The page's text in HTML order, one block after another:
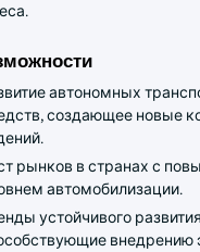
автономных
создающее новые
рынков в странах с
автомобилизации.
устойчивого
внедрению